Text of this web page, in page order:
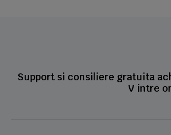
Support si consiliere gratuita
V intre